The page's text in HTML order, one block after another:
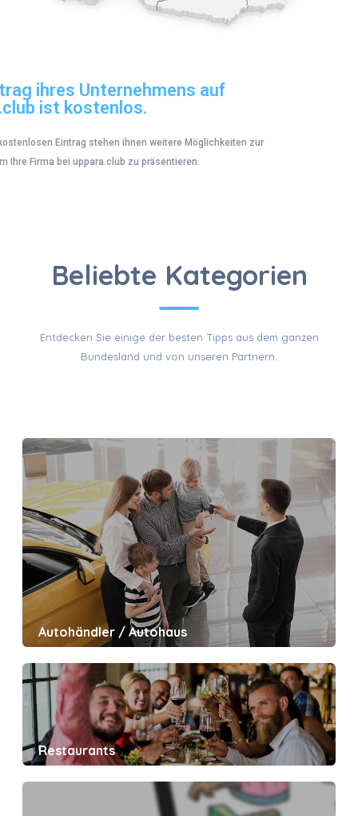
ihres Unternehmens auf
ist kostenlos.
Eintrag stehen ihnen weitere Möglichkeiten zur
Ihre Firma bei uppara.club zu präsentieren.
Beliebte Kategorien
KATALOG
DER
KATEGORIEN
Entdecken Sie einige der besten Tipps aus dem ganzen
Bundesland und von unseren Partnern.
Autohändler / Autohaus
Restaurants